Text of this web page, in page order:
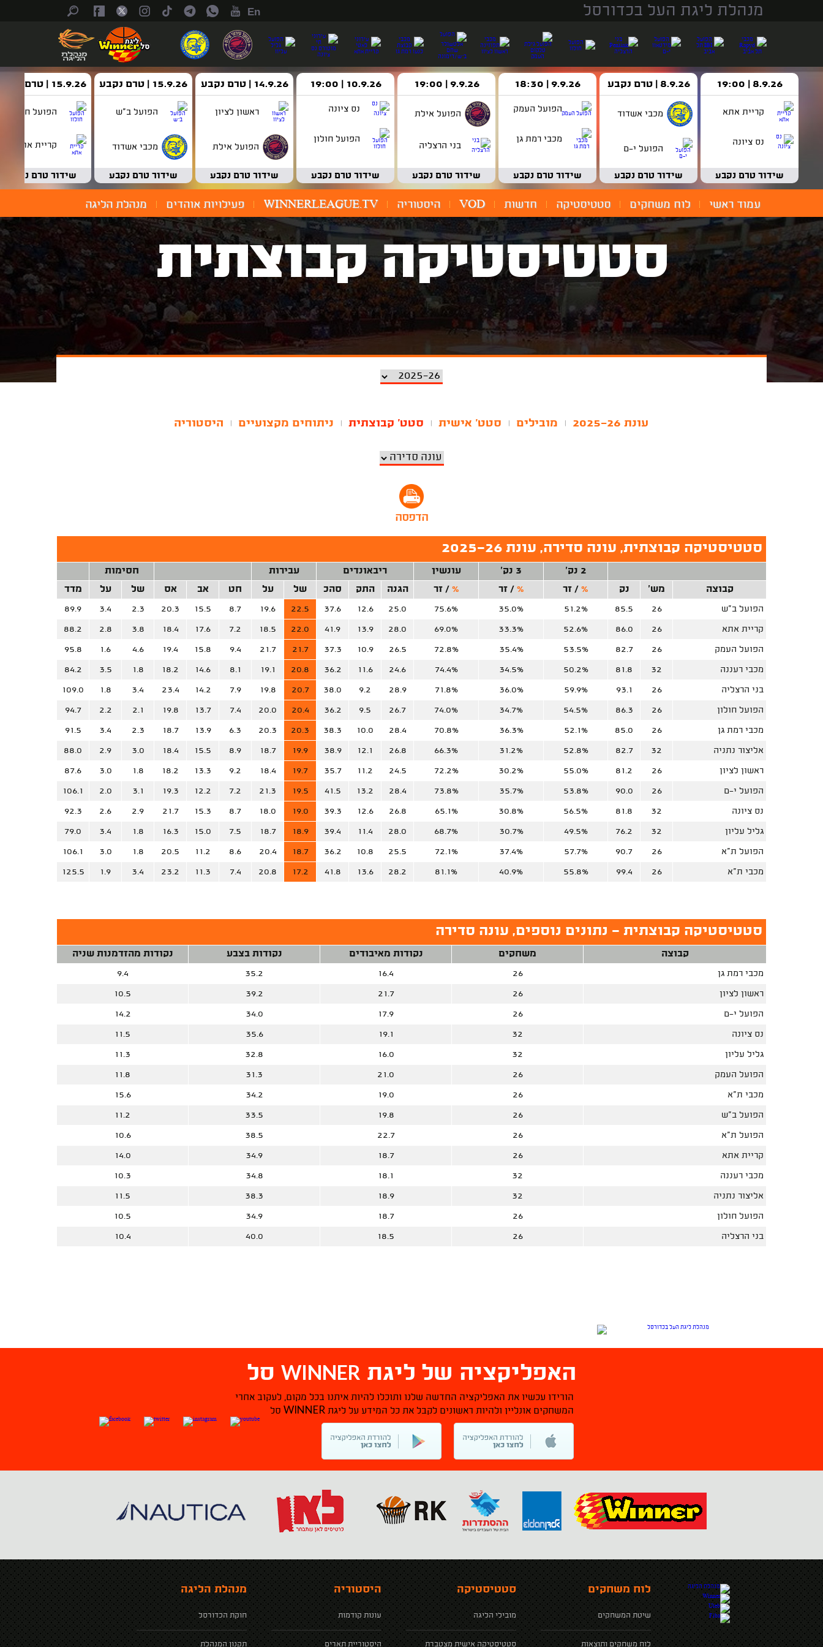
מנהלת ליגת העל בכדורסל En
8.9.26 | 19:00
קריית אתא
נס ציונה
שידור טרם נקבע
8.9.26 | טרם נקבע
מכבי אשדוד
הפועל י-ם
שידור טרם נקבע
9.9.26 | 18:30
הפועל העמק
מכבי רמת גן
שידור טרם נקבע
9.9.26 | 19:00
הפועל אילת
בני הרצליה
שידור טרם נקבע
10.9.26 | 19:00
נס ציונה
הפועל חולון
שידור טרם נקבע
14.9.26 | טרם נקבע
ראשון לציון
הפועל אילת
שידור טרם נקבע
15.9.26 | טרם נקבע
הפועל ב"ש
מכבי אשדוד
שידור טרם נקבע
15.9.26 | טרם נקבע
הפועל חולון
קריית אתא
שידור טרם נקבע
עמוד ראשי לוח משחקים סטטיסטיקה חדשות VOD היסטוריה WINNERLEAGUE.TV פעילויות אוהדים מנהלת הליגה
סטטיסטיקה קבוצתית
עונת 2025-26 מובילים סטט' אישית סטט' קבוצתית ניתוחים מקצועיים היסטוריה
הדפסה
סטטיסטיקה קבוצתית, עונה סדירה, עונת 2025-26
2 נק' 3 נק' עונשין ריבאונדים עבירות
חסימות
קבוצה
מש' נק %
/ זר %
/זר %
/זר הגנה התק סהכ של על חט אב אס של על מדד
הפועל ב"ש 26
85.5
51.2%
35.0%
75.6%
25.0
12.6
37.6
22.5
19.6
8.7
15.5
20.3
2.3
3.4
89.9
קריית אתא 26
86.0
52.6%
33.3%
69.0%
28.0
13.9
41.9
22.0
18.5
7.2
17.6
18.4
3.8
2.8
88.2
הפועל העמק 26
82.7
53.5%
35.4%
72.8%
26.5
10.9
37.3
21.7
21.7
9.4
15.8
19.4
4.6
1.6
95.8
מכבי רעננה 32
81.8
50.2%
34.5%
74.4%
24.6
11.6
36.2
20.8
19.1
8.1
14.6
18.2
1.8
3.5
84.2
בני הרצליה 26
93.1
59.9%
36.0%
71.8%
28.9
9.2
38.0
20.7
19.8
7.9
14.2
23.4
3.4
1.8
109.0
הפועל חולון 26
86.3
54.5%
34.7%
74.0%
26.7
9.5
36.2
20.4
20.0
7.4
13.7
19.8
2.1
2.2
94.7
מכבי רמת גן 26
85.0
52.1%
36.3%
70.8%
28.4
10.0
38.3
20.3
20.3
6.3
13.9
18.7
2.3
3.4
91.5
אליצור נתניה 32
82.7
52.8%
31.2%
66.3%
26.8
12.1
38.9
19.9
18.7
8.9
15.5
18.4
3.0
2.9
88.0
ראשון לציון 26
81.2
55.0%
30.2%
72.2%
24.5
11.2
35.7
19.7
18.4
9.2
13.3
18.2
1.8
3.0
87.6
הפועל י-ם 26
90.0
53.8%
35.7%
73.8%
28.4
13.2
41.5
19.5
21.3
7.2
12.2
19.3
3.1
2.0
106.1
נס ציונה 32
81.8
56.5%
30.8%
65.1%
26.8
12.6
39.3
19.0
18.0
8.7
15.3
21.7
2.9
2.6
92.3
גליל עליון 32
76.2
49.5%
30.7%
68.7%
28.0
11.4
39.4
18.9
18.7
7.5
15.0
16.3
1.8
3.4
79.0
הפועל ת"א 26
90.7
57.7%
37.4%
72.1%
25.5
10.8
36.2
18.7
20.4
8.6
11.2
20.5
1.8
3.0
106.1
מכבי ת"א 26
99.4
55.8%
40.9%
81.1%
28.2
13.6
41.8
17.2
20.8
7.4
11.3
23.2
3.4
1.9
125.5
סטטיסטיקה קבוצתית - נתונים נוספים, עונה סדירה
קבוצה משחקים נקודות מאיבודים נקודות בצבע נקודות מהזדמנות שניה
מכבי רמת גן 26
16.4
35.2
9.4
ראשון לציון 26
21.7
39.2
10.5
הפועל י-ם 26
17.9
34.0
14.2
נס ציונה 32
19.1
35.6
11.5
גליל עליון 32
16.0
32.8
11.3
הפועל העמק 26
21.0
31.3
11.8
מכבי ת"א 26
19.0
34.2
15.6
הפועל ב"ש 26
19.8
33.5
11.2
הפועל ת"א 26
22.7
38.5
10.6
קריית אתא 26
18.7
34.9
14.0
מכבי רעננה 32
18.1
34.8
10.3
אליצור נתניה 32
18.9
38.3
11.5
הפועל חולון 26
18.7
34.9
10.5
בני הרצליה 26
18.5
40.0
10.4
האפליקציה של ליגת WINNER סל
הורידו עכשיו את האפליקציה החדשה שלנו ותוכלו להיות איתנו בכל מקום, לעקוב אחרי
המשחקים אונליין ולהיות ראשונים לקבל את כל המידע על ליגת WINNER סל
לוח משחקים
שיטת המשחקים
לוח משחקים ותוצאות
סטטיסטיקה
מובילי הליגה
סטטיסטיקה אישית מצטברת
היסטוריה
עונות קודמות
היסטוריית תארים
מנהלת הליגה
חוקת הכדורסל
תקנון המנהלת